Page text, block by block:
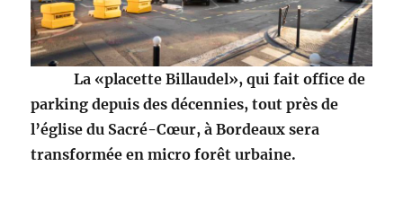
La «placette Billaudel», qui fait office de
parking depuis des décennies, tout près de
l’église du Sacré-Cœur, à Bordeaux sera
transformée en micro forêt urbaine.